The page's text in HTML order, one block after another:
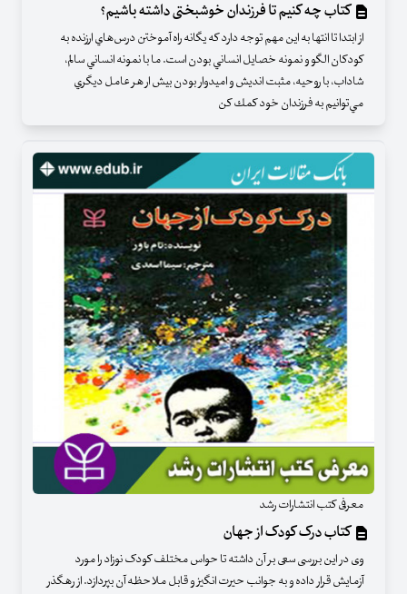
کتاب چه کنیم تا فرزندان خوشبختی داشته باشیم؟
از ابتدا تا انتها به اين مهم توجه دارد كه يگانه راه آموختن درس‌هاي ارزنده به
كودكان الگو و نمونه خصايل انساني بودن است. ما با نمونه انساني سالم،
شاداب، با روحيه، مثبت انديش و اميدوار بودن بيش ار هر عامل ديگري
مي‌توانيم به فرزندان خود كمك كن
معرفی کتب انتشارات رشد
کتاب درک کودک از جهان
وی در این بررسی سعی بر آن داشته تا حواس مختلف کودک نوزاد را مورد
آزمایش قرار داده و به جوانب حیرت انگیز و قابل ملاحظه آن بپردازد. از رهگذر